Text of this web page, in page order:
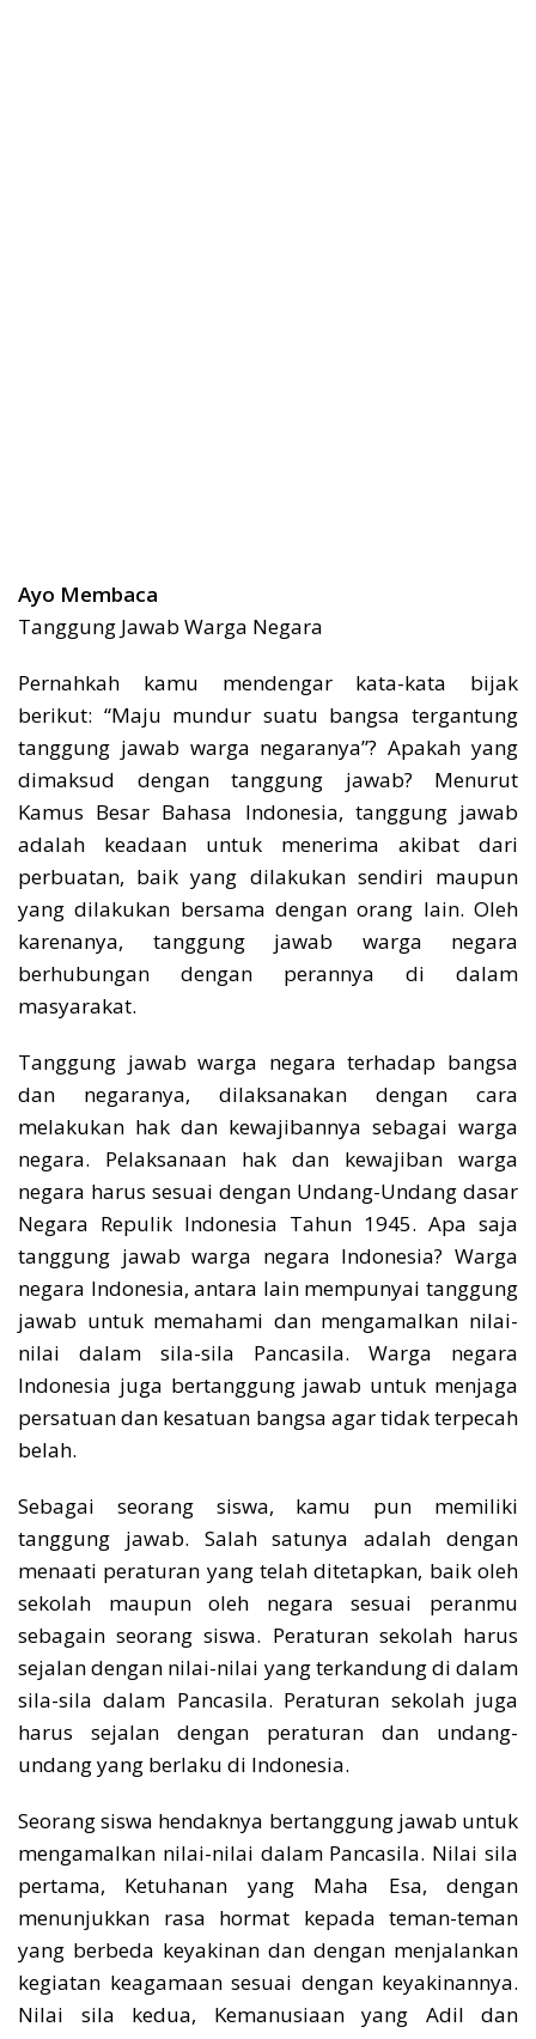
Ayo Membaca
Tanggung Jawab Warga Negara
Pernahkah kamu mendengar kata-kata bijak
berikut: “Maju mundur suatu bangsa tergantung
tanggung jawab warga negaranya”? Apakah yang
dimaksud dengan tanggung jawab? Menurut
Kamus Besar Bahasa Indonesia, tanggung jawab
adalah keadaan untuk menerima akibat dari
perbuatan, baik yang dilakukan sendiri maupun
yang dilakukan bersama dengan orang lain. Oleh
karenanya, tanggung jawab warga negara
berhubungan dengan perannya di dalam
masyarakat.
Tanggung jawab warga negara terhadap bangsa
dan negaranya, dilaksanakan dengan cara
melakukan hak dan kewajibannya sebagai warga
negara. Pelaksanaan hak dan kewajiban warga
negara harus sesuai dengan Undang-Undang dasar
Negara Repulik Indonesia Tahun 1945. Apa saja
tanggung jawab warga negara Indonesia? Warga
negara Indonesia, antara lain mempunyai tanggung
jawab untuk memahami dan mengamalkan nilai-
nilai dalam sila-sila Pancasila. Warga negara
Indonesia juga bertanggung jawab untuk menjaga
persatuan dan kesatuan bangsa agar tidak terpecah
belah.
Sebagai seorang siswa, kamu pun memiliki
tanggung jawab. Salah satunya adalah dengan
menaati peraturan yang telah ditetapkan, baik oleh
sekolah maupun oleh negara sesuai peranmu
sebagain seorang siswa. Peraturan sekolah harus
sejalan dengan nilai-nilai yang terkandung di dalam
sila-sila dalam Pancasila. Peraturan sekolah juga
harus sejalan dengan peraturan dan undang-
undang yang berlaku di Indonesia.
Seorang siswa hendaknya bertanggung jawab untuk
mengamalkan nilai-nilai dalam Pancasila. Nilai sila
pertama, Ketuhanan yang Maha Esa, dengan
menunjukkan rasa hormat kepada teman-teman
yang berbeda keyakinan dan dengan menjalankan
kegiatan keagamaan sesuai dengan keyakinannya.
Nilai sila kedua, Kemanusiaan yang Adil dan